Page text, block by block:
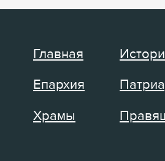
Главная
Епархия
Храмы